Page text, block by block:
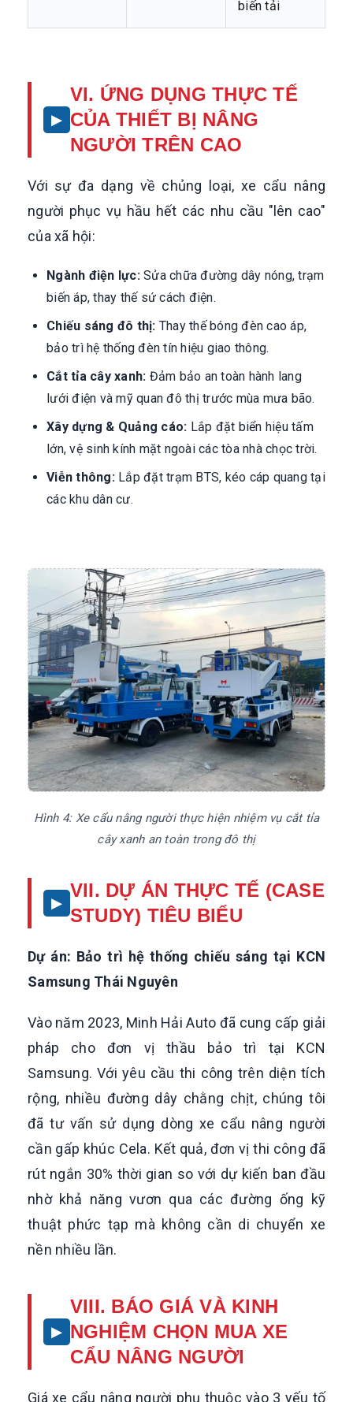
biến tải
VI. ỨNG DỤNG THỰC TẾ
CỦA THIẾT BỊ NÂNG
NGƯỜI TRÊN CAO
Với sự đa dạng về chủng loại, xe cẩu nâng
người phục vụ hầu hết các nhu cầu "lên cao"
của xã hội:
Ngành điện lực:Sửa chữa đường dây nóng, trạm
biến áp, thay thế sứ cách điện.
Chiếu sáng đô thị: Thay thế bóng đèn cao áp,
bảo trì hệ thống đèn tín hiệu giao thông.
Cắt tỉa cây xanh: Đảm bảo an toàn hành lang
lưới điện và mỹ quan đô thị trước mùa mưa bão.
Xây dựng & Quảng cáo: Lắp đặt biển hiệu tấm
lớn, vệ sinh kính mặt ngoài các tòa nhà chọc trời.
Viễn thông:Lắp đặt trạm BTS, kéo cáp quang tại
các khu dân cư.
Hình 4: Xe cẩu nâng người thực hiện nhiệm vụ cắt tỉa
cây xanh an toàn trong đô thị
VII. DỰ ÁN THỰC TẾ (CASE
STUDY) TIÊU BIỂU
Dự án: Bảo trì hệ thống chiếu sáng tại KCN
Samsung Thái Nguyên
Vào năm 2023, Minh Hải Auto đã cung cấp giải
pháp cho đơn vị thầu bảo trì tại KCN
Samsung. Với yêu cầu thi công trên diện tích
rộng, nhiều đường dây chằng chịt, chúng tôi
đã tư vấn sử dụng dòng xe cẩu nâng người
cần gấp khúc Cela. Kết quả, đơn vị thi công đã
rút ngắn 30% thời gian so với dự kiến ban đầu
nhờ khả năng vươn qua các đường ống kỹ
thuật phức tạp mà không cần di chuyển xe
nền nhiều lần.
VIII. BÁO GIÁ VÀ KINH
NGHIỆM CHỌN MUA XE
CẨU NÂNG NGƯỜI
Giá xe cẩu nâng người phụ thuộc vào 3 yếu tố